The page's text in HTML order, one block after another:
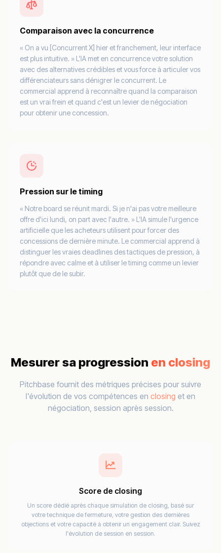
Comparaison avec la concurrence
« On a vu [Concurrent X] hier et franchement, leur interface
est plus intuitive. » L'IA met en concurrence votre solution
avec des alternatives crédibles et vous force à articuler vos
différenciateurs sans dénigrer le concurrent. Le
commercial apprend à reconnaître quand la comparaison
est un vrai frein et quand c'est un levier de négociation
pour obtenir une concession.
Pression sur le timing
« Notre board se réunit mardi. Si je n'ai pas votre meilleure
offre d'ici lundi, on part avec l'autre. » L'IA simule l'urgence
artificielle que les acheteurs utilisent pour forcer des
concessions de dernière minute. Le commercial apprend à
distinguer les vraies deadlines des tactiques de pression, à
répondre avec calme et à utiliser le timing comme un levier
plutôt que de le subir.
Mesurer sa progression en closing
Pitchbase fournit des métriques précises pour suivre
l'évolution de vos compétences en closing et en
négociation, session après session.
Score de closing
Un score dédié après chaque simulation de closing, basé sur
votre technique de fermeture, votre gestion des dernières
objections et votre capacité à obtenir un engagement clair. Suivez
l'évolution de session en session.